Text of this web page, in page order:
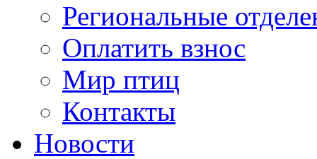
Региональные
Оплатить взнос
Мир птиц
Контакты
Новости